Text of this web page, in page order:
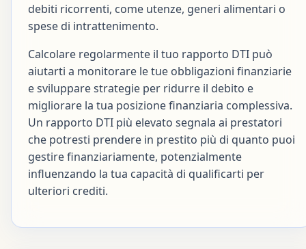
debiti ricorrenti, come utenze, generi alimentari o
spese di intrattenimento.
Calcolare regolarmente il tuo rapporto DTI può
aiutarti a monitorare le tue obbligazioni finanziarie
e sviluppare strategie per ridurre il debito e
migliorare la tua posizione finanziaria complessiva.
Un rapporto DTI più elevato segnala ai prestatori
che potresti prendere in prestito più di quanto puoi
gestire finanziariamente, potenzialmente
influenzando la tua capacità di qualificarti per
ulteriori crediti.